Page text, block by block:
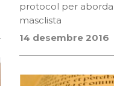
protocol per
masclista
14 desembre 2016